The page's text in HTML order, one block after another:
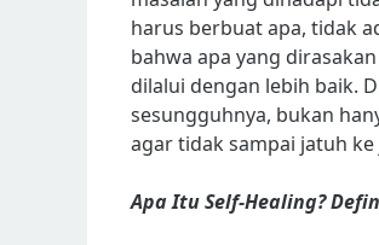
harus berbuat apa, tidak
bahwa apa yang
dilalui dengan lebih baik.
sesungguhnya, bukan
agar tidak sampai jatuh
Apa Itu Self-Healing?